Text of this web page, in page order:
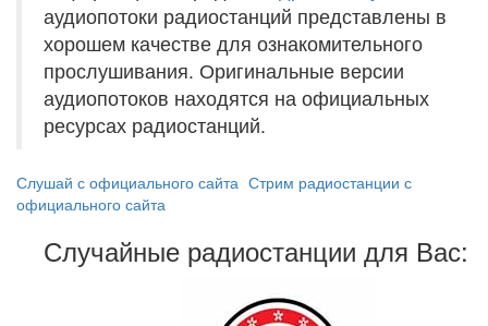
аудиопотоки радиостанций представлены в
хорошем качестве для ознакомительного
прослушивания. Оригинальные версии
аудиопотоков находятся на официальных
ресурсах радиостанций.
Слушай с официального сайта Стрим радиостанции с
официального сайта
Случайные радиостанции для Вас: